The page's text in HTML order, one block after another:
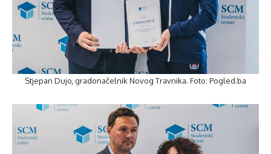
Stjepan Dujo, gradonačelnik Novog Travnika. Foto: Pogled.ba